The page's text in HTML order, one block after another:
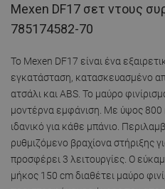
Mexen DF17 σετ ντους
785174582-70
Το Mexen DF17 είναι ένα
εγκατάσταση, κατασκευασμένο
ατσάλι και ABS. Το μαύρο
μοντέρνα εμφάνιση. Με ύψος 800
ιδανικό για κάθε μπάνιο.
ρυθμιζόμενο βραχίονα στήριξης
προσφέρει 3 λειτουργίες. Ο
μήκος 150 cm διαθέτει μαύρο